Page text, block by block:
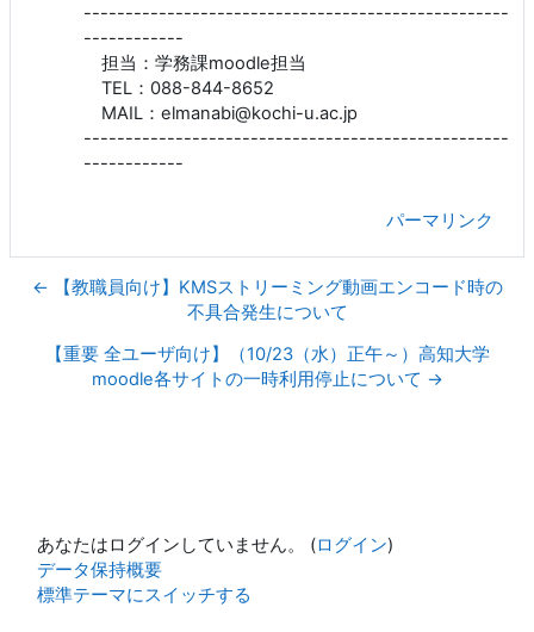
---------------------------------------------------
------------
担当：学務課moodle担当
TEL：088-844-8652
MAIL：elmanabi@kochi-u.ac.jp
---------------------------------------------------
------------
パーマリンク
← 【教職員向け】KMSストリーミング動画エンコード時の
不具合発生について
【重要 全ユーザ向け】（10/23（水）正午～）高知大学
moodle各サイトの一時利用停止について →
あなたはログインしていません。 (ログイン)
データ保持概要
標準テーマにスイッチする